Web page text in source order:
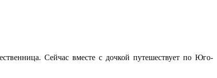
Сейчас вместе с дочкой путешествует по Юго-